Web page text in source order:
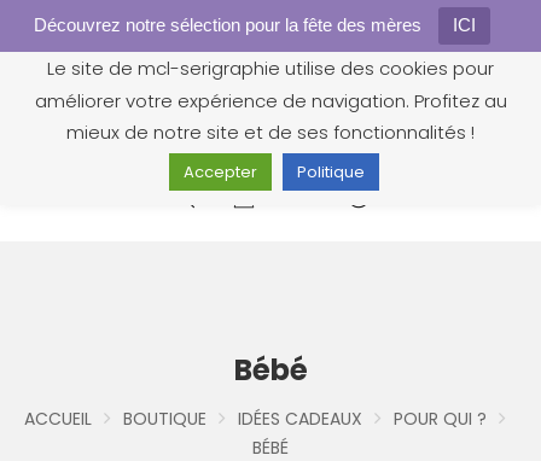
Découvrez notre sélection pour la fête des mères ICI
0
Bébé
ACCUEIL BOUTIQUE IDÉES CADEAUX
POUR QUI ?
BÉBÉ
Gestion des cookies
Le site de mcl-serigraphie utilise des cookies pour
améliorer votre expérience de navigation. Profitez au
mieux de notre site et de ses fonctionnalités !
Accepter Politique